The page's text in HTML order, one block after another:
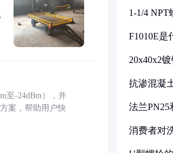
至-24dBm），并
案，帮助用户快
1-1/4
F1010E是
20x40x2
抗渗混凝
法兰PN25
消费者对